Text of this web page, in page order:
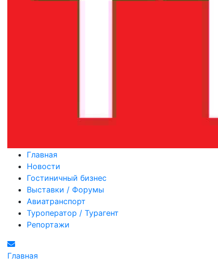
Главная
Новости
Гостиничный бизнес
Выставки / Форумы
Авиатранспорт
Туроператор / Турагент
Репортажи
Главная